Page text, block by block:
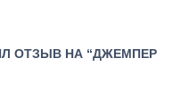
ОТЗЫВ НА “ДЖЕМПЕР